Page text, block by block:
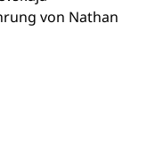
von Nathan